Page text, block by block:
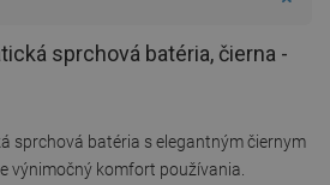
sprchová batéria, čierna -
sprchová batéria s elegantným čiernym
výnimočný komfort používania.